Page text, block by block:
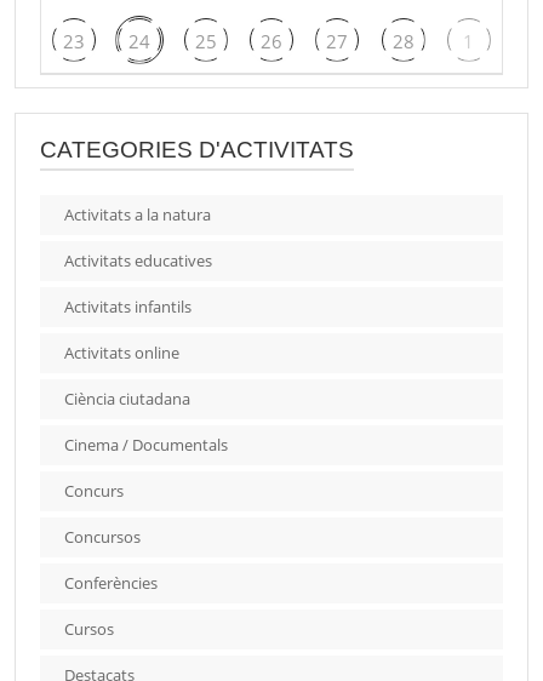
23 24 25 26 27 28 1
CATEGORIES D'ACTIVITATS
Activitats a la natura
Activitats educatives
Activitats infantils
Activitats online
Ciència ciutadana
Cinema / Documentals
Concurs
Concursos
Conferències
Cursos
Destacats